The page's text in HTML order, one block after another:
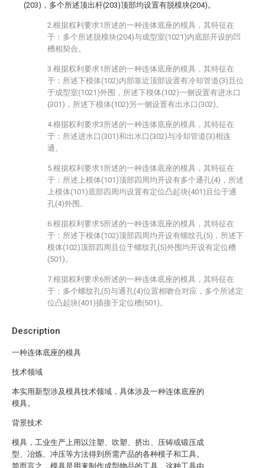
Description
一种连体底座的模具
技术领域
本实用新型涉及模具技术领域，具体涉及一种连体底座的
模具。
背景技术
模具，工业生产上用以注塑、吹塑、挤出、压铸或锻压成
型、冶炼、冲压等方法得到所需产品的各种模子和工具。
简而言之，模具是用来制作成型物品的工具，这种工具由
(203)，多个所述顶出杆(203)顶部均设置有脱模块(204)。
2.根据权利要求1所述的一种连体底座的模具，其特征在
于：多个所述脱模块(204)与成型室(1021)内底部开设的凹
槽相契合。
3.根据权利要求1所述的一种连体底座的模具，其特征在
于：所述下模体(102)内部靠近顶部设置有冷却管道(3)且位
于成型室(1021)外围，所述下模体(102)一侧设置有进水口
(301)，所述下模体(102)另一侧设置有出水口(302)。
4.根据权利要求3所述的一种连体底座的模具，其特征在
于：所述进水口(301)和出水口(302)与冷却管道(3)相连
通。
5.根据权利要求1所述的一种连体底座的模具，其特征在
于：所述上模体(101)顶部四周均开设有多个通孔(4)，所述
上模体(101)底部四周均设置有定位凸起块(401)且位于通
孔(4)外围。
6.根据权利要求5所述的一种连体底座的模具，其特征在
于：所述下模体(102)顶部四周均开设有螺纹孔(5)，所述下
模体(102)顶部四周且位于螺纹孔(5)外围均开设有定位槽
(501)。
7.根据权利要求6所述的一种连体底座的模具，其特征在
于：多个螺纹孔(5)与通孔(4)位置相吻合对应，多个所述定
位凸起块(401)插接于定位槽(501)。